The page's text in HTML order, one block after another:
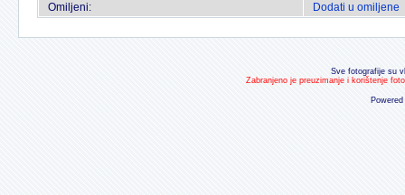
Omiljeni:
Dodati u omiljene
Sve fotografije su
Zabranjeno je preuzimanje i korištenje